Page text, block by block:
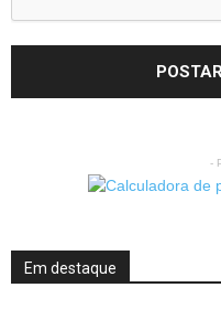
-
Em destaque